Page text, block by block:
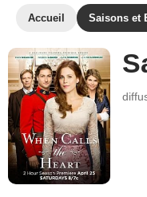
Accueil Saisons et